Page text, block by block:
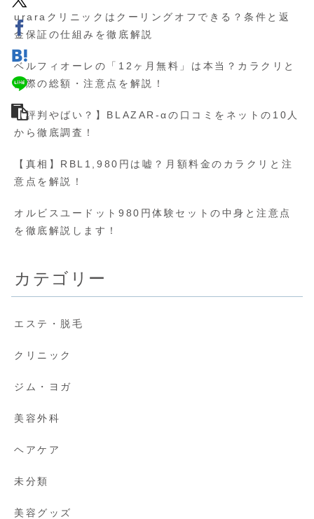
uraraクリニックはクーリングオフできる？条件と返
金保証の仕組みを徹底解説
ベルフィオーレの「12ヶ月無料」は本当？カラクリと
実際の総額・注意点を解説！
【評判やばい？】BLAZAR-αの口コミをネットの10人
から徹底調査！
【真相】RBL1,980円は嘘？月額料金のカラクリと注
意点を解説！
オルビスユードット980円体験セットの中身と注意点
を徹底解説します！
カテゴリー
エステ・脱毛
クリニック
ジム・ヨガ
美容外科
ヘアケア
未分類
美容グッズ